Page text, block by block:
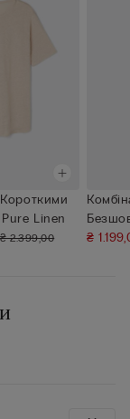
Linen
₴ 2.399,00
₴